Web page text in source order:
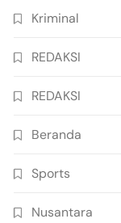
Kriminal
REDAKSI
REDAKSI
Beranda
Sports
Nusantara